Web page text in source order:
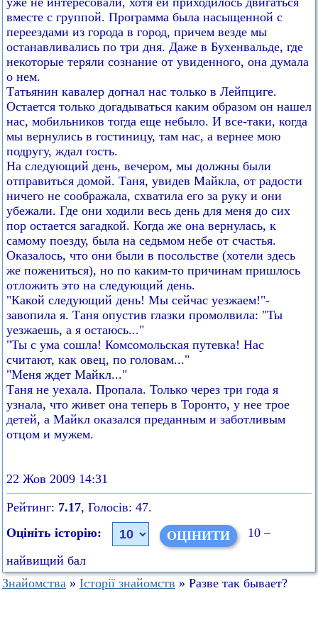
вместе с группой. Программа была насыщенной с
переездами из города в город, причем везде мы
останавливались по три дня. Даже в Бухенвальде, где
некоторые теряли сознание от увиденного, она думала
о нем.
Татьянин кавалер догнал нас только в Лейпциге.
Остается только догадываться каким образом он нашел
нас, мобильников тогда еще небыло. И все-таки, когда
мы вернулись в гостиницу, там нас, а вернее мою
подругу, ждал гость.
На следующий день, вечером, мы должны были
отправиться домой. Таня, увидев Майкла, от радости
ничего не соображала, схватила его за руку и они
убежали. Где они ходили весь день для меня до сих
пор остается загадкой. Когда же она вернулась, к
самому поезду, была на седьмом небе от счастья.
Оказалось, что они были в посольстве (хотели здесь
же пожениться), но по каким-то причинам пришлось
отложить это на следующий день.
"Какой следующий день! Мы сейчас уезжаем!"-
завопила я. Таня опустив глазки промолвила: "Ты
уезжаешь, а я остаюсь..."
"Ты с ума сошла! Комсомольская путевка! Нас
считают, как овец, по головам..."
"Меня ждет Майкл..."
Таня не уехала. Пропала. Только через три года я
узнала, что живет она теперь в Торонто, у нее трое
детей, а Майкл оказался преданным и заботливым
отцом и мужем.
22 Жов 2009 14:31
Рейтинг: 7.17, Голосів: 47.
Оцініть історію:
10 –
найвищий бал
Знайомства » Історії знайомств » Разве так бывает?